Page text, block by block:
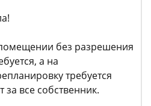
без разрешения
а на
требуется
все собственник.